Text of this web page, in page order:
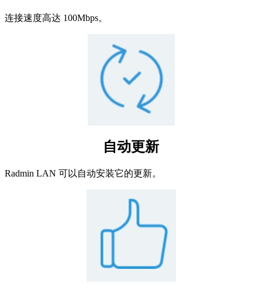
连接速度高达 100Mbps。
自动更新
Radmin LAN 可以自动安装它的更新。